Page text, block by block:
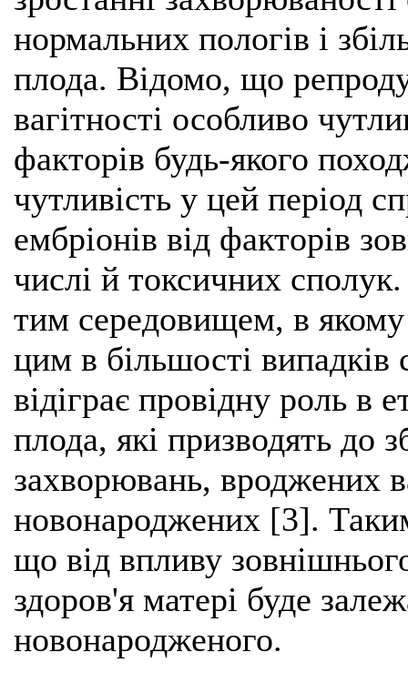
нормальних пологів і
плода. Відомо, що
вагітності особливо
факторів будь-якого
чутливість у цей період
ембріонів від факторів
числі й токсичних
тим середовищем, в якому
цим в більшості випадків
відіграє провідну роль в
плода, які призводять до
захворювань, вроджених
новонароджених [3].
що від впливу
здоров'я матері буде
новонародженого.